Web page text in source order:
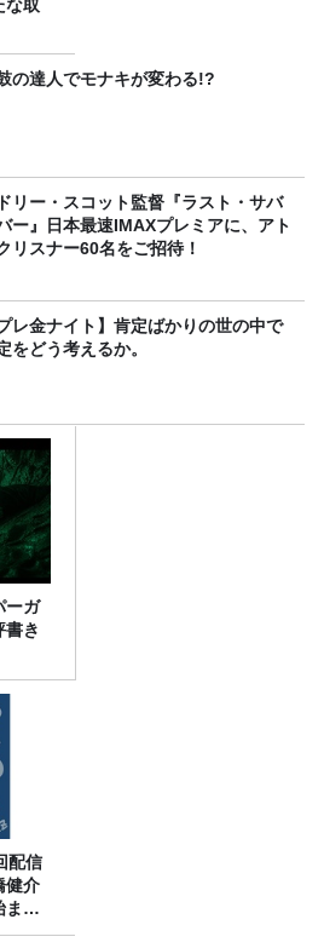
な取
の達人でモナキが変わる!?
リー・スコット監督『ラスト・サバ
ー』日本最速IMAXプレミアに、アト
リスナー60名をご招待！
プレ金ナイト】肯定ばかりの世の中で
をどう考えるか。
ーガ
書き
配信
健介
まり